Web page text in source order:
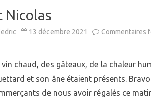
DÉMARCHES
Nicolas
13 décembre 2021 Commentaires
vin chaud, des gâteaux, de la chaleur
et son âne étaient présents.
de nous avoir régalés ce